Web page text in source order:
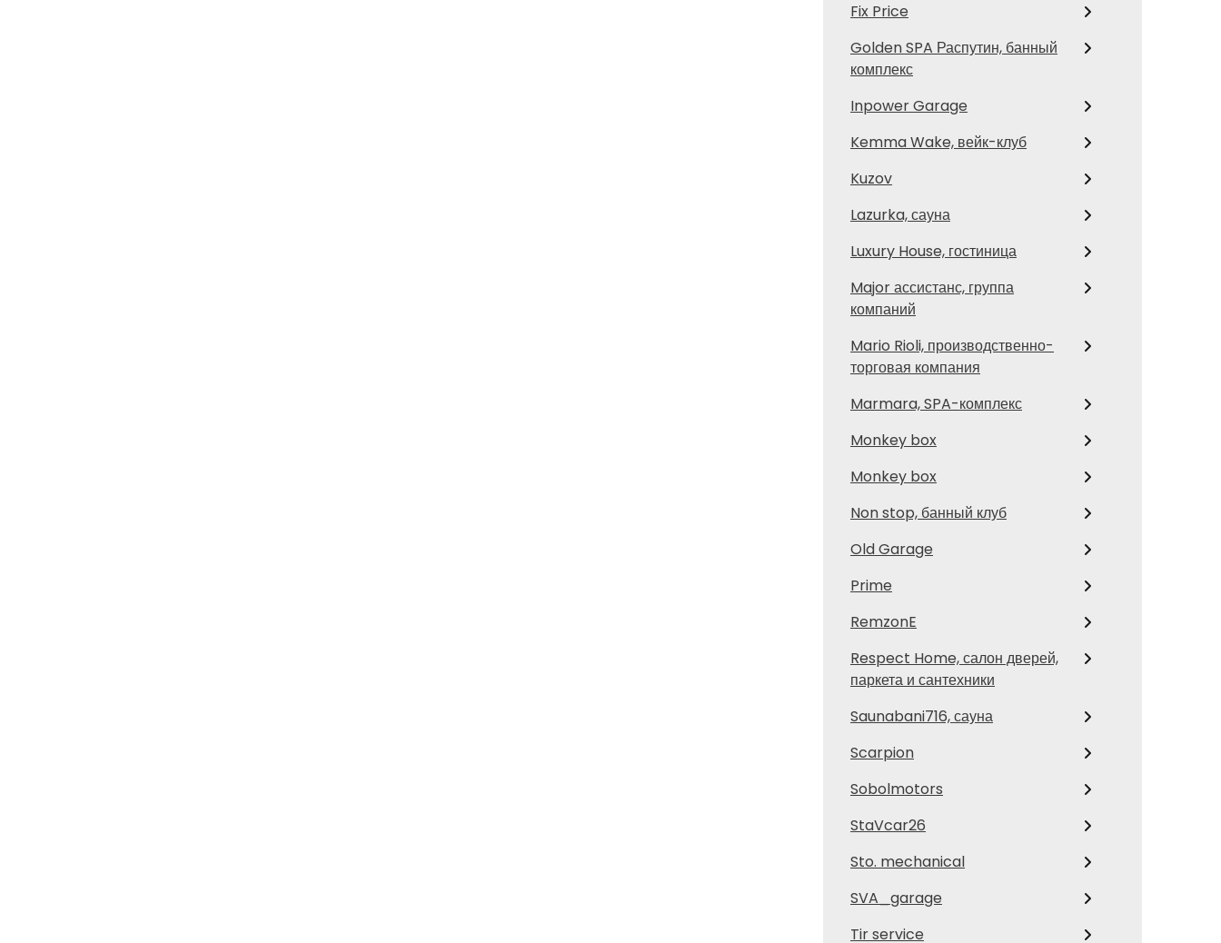
Fix Price
Golden SPA Распутин, банный
комплекс
Inpower Garage
Kemma Wake, вейк-клуб
Kuzov
Lazurka, сауна
Luxury House, гостиница
Major ассистанс, группа
компаний
Mario Rioli, производственно-
торговая компания
Marmara, SPA-комплекс
Monkey box
Monkey box
Non stop, банный клуб
Old Garage
Prime
RemzonE
Respect Home, салон дверей,
паркета и сантехники
Saunabani716, сауна
Scarpion
Sobolmotors
StaVcar26
Sto. mechanical
SVA_garage
Tir service